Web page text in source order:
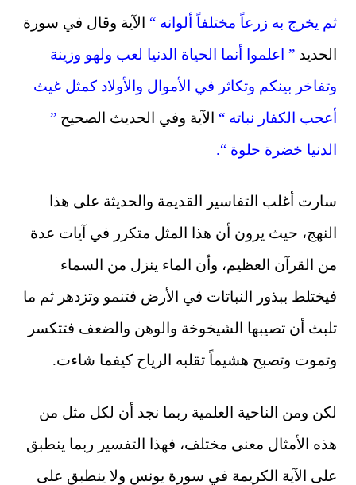
ثم يخرج به زرعاً مختلفاً ألوانه “ الآية وقال في سورة
الحديد ” اعلموا أنما الحياة الدنيا لعب ولهو وزينة
وتفاخر بينكم وتكاثر في الأموال والأولاد كمثل غيث
أعجب الكفار نباته “ الآية وفي الحديث الصحيح ”
الدنيا خضرة حلوة “.
سارت أغلب التفاسير القديمة والحديثة على هذا
النهج، حيث يرون أن هذا المثل متكرر في آيات عدة
من القرآن العظيم، وأن الماء ينزل من السماء
فيختلط ببذور النباتات في الأرض فتنمو وتزدهر ثم ما
تلبث أن تصيبها الشيخوخة والوهن والضعف فتتكسر
وتموت وتصبح هشيماً تقلبه الرياح كيفما شاءت.
لكن ومن الناحية العلمية ربما نجد أن لكل مثل من
هذه الأمثال معنى مختلف، فهذا التفسير ربما ينطبق
على الآية الكريمة في سورة يونس ولا ينطبق على